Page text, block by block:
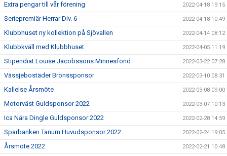
Extra pengar till vår förening 2022-04-18 19:15
Seriepremiär Herrar Div. 6 2022-04-18 10:49
Klubbhuset ny kollektion på Sjövallen 2022-04-14 08:12
Klubbkväll med Klubbhuset 2022-04-05 11:19
Stipendiat Louise Jacobssons Minnesfond 2022-03-22 07:28
Vässjebostäder Bronssponsor 2022-03-10 08:31
Kallelse Årsmöte 2022-03-08 09:00
Motorväst Guldsponsor 2022 2022-03-07 10:13
Ica Nära Dingle Guldsponsor 2022 2022-02-28 14:59
Sparbanken Tanum Huvudsponsor 2022 2022-02-24 19:05
Årsmöte 2022 2022-02-21 10:48